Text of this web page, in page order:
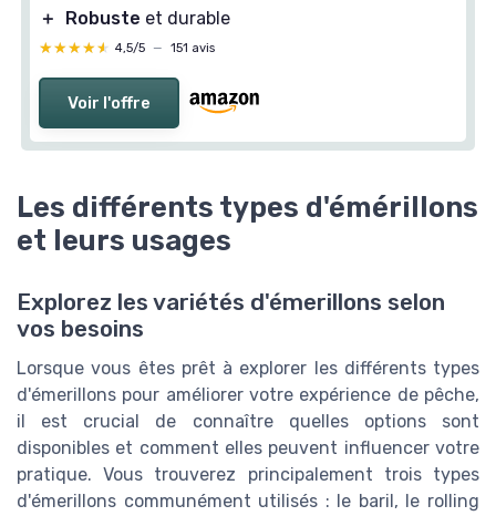
＋
Robuste et durable
★★★★★
★★★★★ 4,5/5 — 151 avis
Voir l'offre
Les différents types d'émérillons
et leurs usages
Explorez les variétés d'émerillons selon
vos besoins
Lorsque vous êtes prêt à explorer les différents types
d'émerillons pour améliorer votre expérience de pêche,
il est crucial de connaître quelles options sont
disponibles et comment elles peuvent influencer votre
pratique. Vous trouverez principalement trois types
d'émerillons communément utilisés : le baril, le rolling